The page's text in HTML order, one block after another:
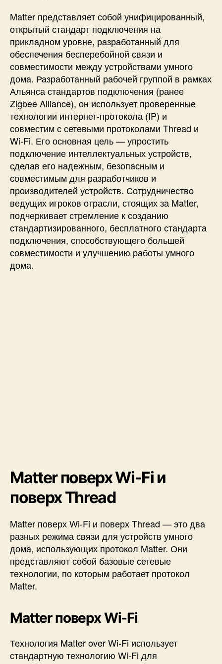
в
и
р
е
у
м
н
о
г
о
д
о
м
а
Matter представляет собой унифицированный,
открытый стандарт подключения на
прикладном уровне, разработанный для
обеспечения бесперебойной связи и
совместимости между устройствами умного
дома. Разработанный рабочей группой в рамках
Альянса стандартов подключения (ранее
Zigbee Alliance), он использует проверенные
технологии интернет-протокола (IP) и
совместим с сетевыми протоколами Thread и
Wi-Fi. Его основная цель — упростить
подключение интеллектуальных устройств,
сделав его надежным, безопасным и
совместимым для разработчиков и
производителей устройств. Сотрудничество
ведущих игроков отрасли, стоящих за Matter,
подчеркивает стремление к созданию
стандартизированного, бесплатного стандарта
подключения, способствующего большей
совместимости и улучшению работы умного
дома.
Matter поверх Wi-Fi и
поверх Thread
Matter поверх Wi-Fi и поверх Thread — это два
разных режима связи для устройств умного
дома, использующих протокол Matter. Они
представляют собой базовые сетевые
технологии, по которым работает протокол
Matter.
Matter поверхWi-Fi
Технология Matter over Wi-Fi использует
стандартную технологию Wi-Fi для